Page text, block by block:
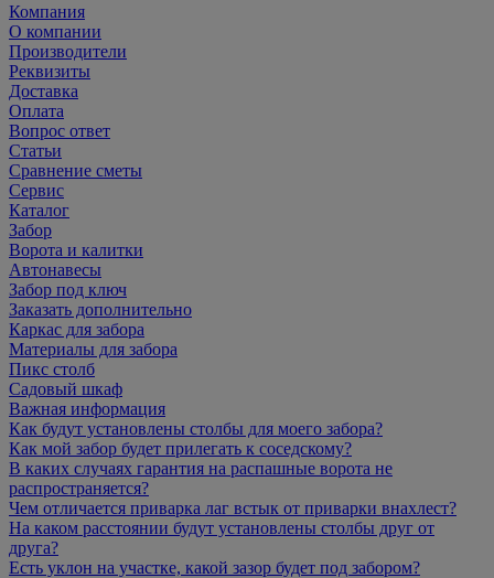
Компания
О компании
Производители
Реквизиты
Доставка
Оплата
Вопрос ответ
Статьи
Сравнение сметы
Сервис
Каталог
Забор
Ворота и калитки
Автонавесы
Забор под ключ
Заказать дополнительно
Каркас для забора
Материалы для забора
Пикс столб
Садовый шкаф
Важная информация
Как будут установлены столбы для моего забора?
Как мой забор будет прилегать к соседскому?
В каких случаях гарантия на распашные ворота не
распространяется?
Чем отличается приварка лаг встык от приварки внахлест?
На каком расстоянии будут установлены столбы друг от
друга?
Есть уклон на участке, какой зазор будет под забором?